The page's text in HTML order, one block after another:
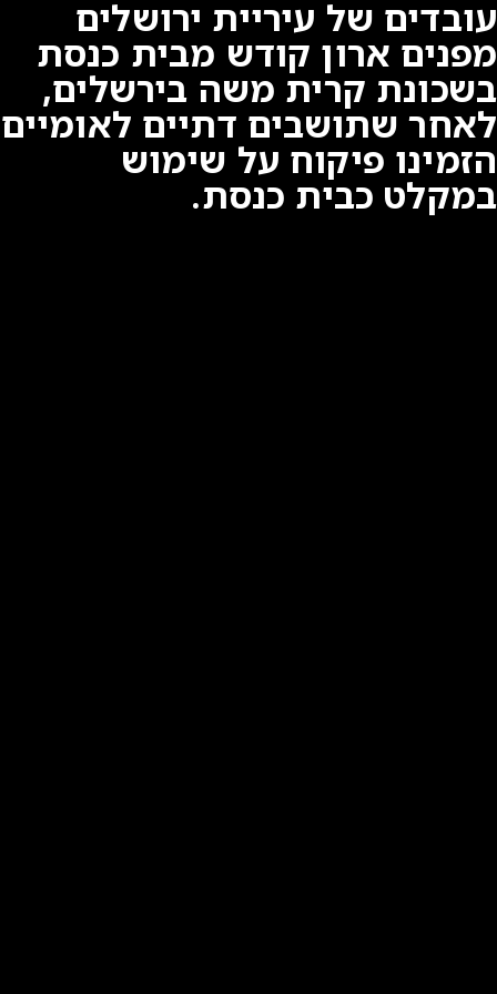
עובדים של עיריית ירושלים
מפנים ארון קודש מבית כנסת
בשכונת קרית משה בירשלים,
לאחר שתושבים דתיים לאומיים
הזמינו פיקוח על שימוש
במקלט כבית כנסת.